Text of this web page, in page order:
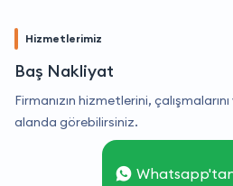
Hizmetlerimiz
Baş Nakliyat
Firmanızın hizmetlerini,
alanda görebilirsiniz.